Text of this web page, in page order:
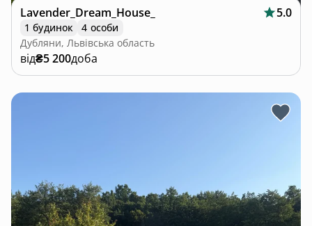
Lavender_Dream_House_ 5.0
1 будинок
4 особи
Дубляни, Львівська область
від₴5 200доба